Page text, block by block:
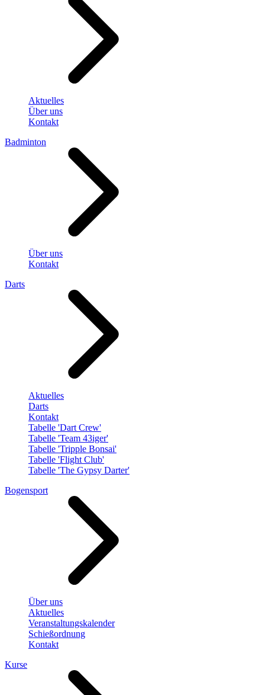
Aktuelles
Über uns
Kontakt
Badminton
Über uns
Kontakt
Darts
Aktuelles
Darts
Kontakt
Tabelle 'Dart Crew'
Tabelle 'Team 43iger'
Tabelle 'Tripple Bonsai'
Tabelle 'Flight Club'
Tabelle 'The Gypsy Darter'
Bogensport
Über uns
Aktuelles
Veranstaltungskalender
Schießordnung
Kontakt
Kurse